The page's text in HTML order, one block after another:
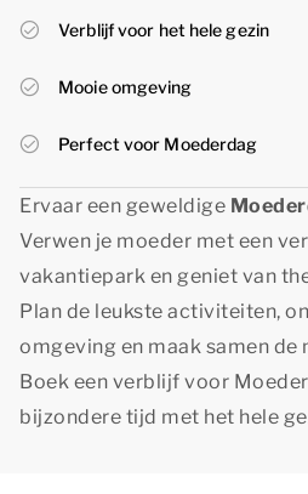
Verblijf voor het hele gezin
Mooie omgeving
Perfect voor Moederdag
Ervaar een geweldige
Verwen je moeder met een
vakantiepark en geniet van
Plan de leukste activiteiten,
omgeving en maak samen de
Boek een verblijf voor
bijzondere tijd met het hele